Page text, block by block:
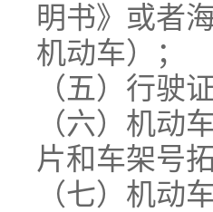
明书》或者
机动车）；
（五）行驶
（六）机动
片和车架号
（七）机动